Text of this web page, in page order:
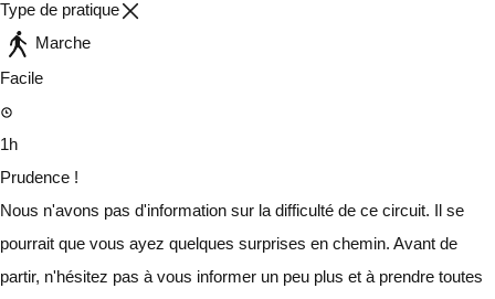
Type de pratique
Marche
Facile
1h
Prudence !
Nous n'avons pas d'information sur la difficulté de ce circuit. Il se
pourrait que vous ayez quelques surprises en chemin. Avant de
partir, n'hésitez pas à vous informer un peu plus et à prendre toutes